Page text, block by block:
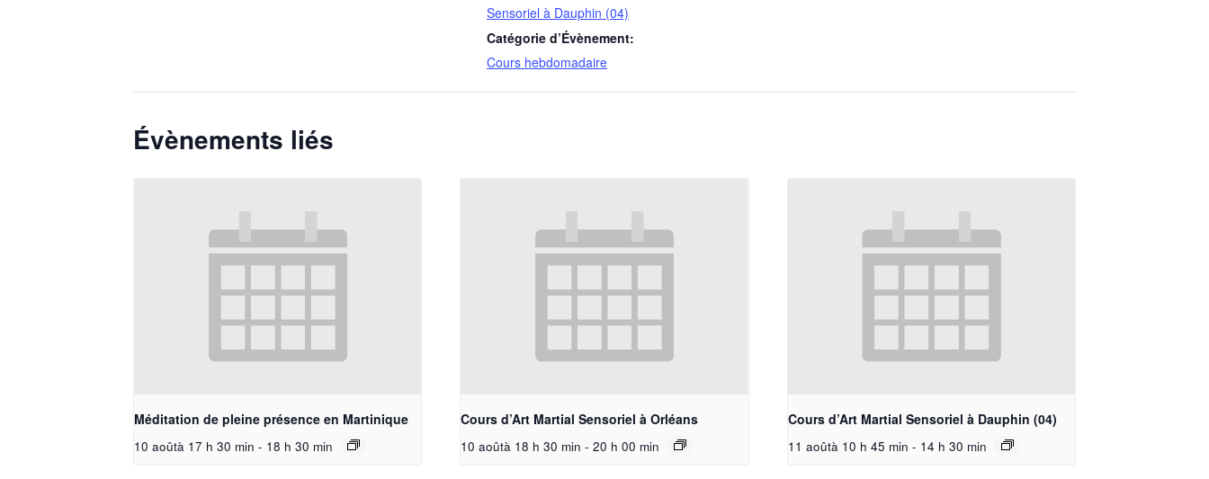
Sensoriel à Dauphin (04)
Catégorie d’Évènement:
Cours hebdomadaire
Évènements liés
Méditation de pleine présence en Martinique
10 aoûtà 17 h 30 min - 18 h 30 min
Cours d’Art Martial Sensoriel à Orléans
10 aoûtà 18 h 30 min - 20 h 00 min
Cours d’Art Martial Sensoriel à Dauphin (04)
11 aoûtà 10 h 45 min - 14 h 30 min